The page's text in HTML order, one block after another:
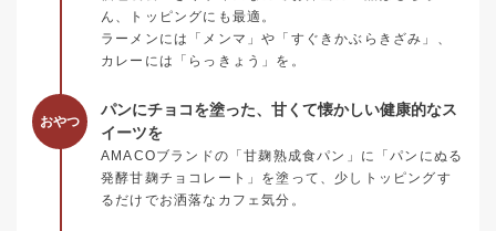
ん、トッピングにも最適。
ラーメンには「メンマ」や「すぐきかぶらきざみ」、
カレーには「らっきょう」を。
おやつ
パンにチョコを塗った、甘くて懐かしい健康的なス
イーツを
AMACOブランドの「甘麹熟成食パン」に「パンにぬる
発酵甘麹チョコレート」を塗って、少しトッピングす
るだけでお洒落なカフェ気分。